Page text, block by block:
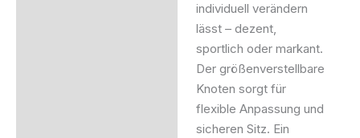
individuell verändern
lässt – dezent,
sportlich oder markant.
Der größenverstellbare
Knoten sorgt für
flexible Anpassung und
sicheren Sitz. Ein